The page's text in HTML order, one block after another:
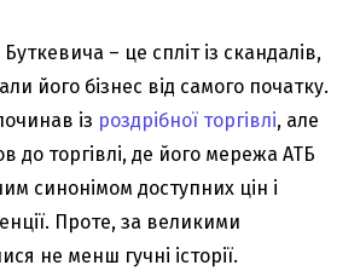
– це спліт із скандалів,
його бізнес від самого початку.
із роздрібної торгівлі, але
до торгівлі, де його мережа АТБ
синонімом доступних цін і
Проте, за великими
не менш гучні історії.